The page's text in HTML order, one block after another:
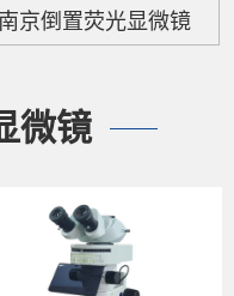
南京倒置荧光显微镜
微镜